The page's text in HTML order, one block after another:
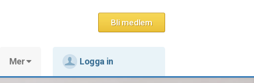
Bli medlem
Mer Logga in